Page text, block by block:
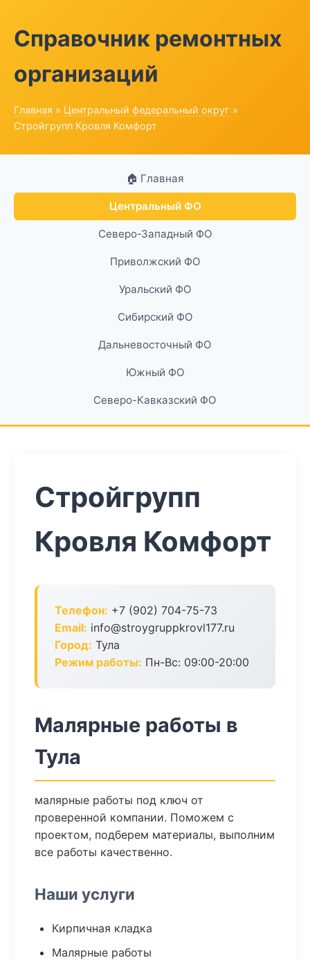
Справочник ремонтных
организаций
Главная » Центральный федеральный округ »
Стройгрупп Кровля Комфорт
🏠 Главная
Центральный ФО
Северо-Западный ФО
Приволжский ФО
Уральский ФО
Сибирский ФО
Дальневосточный ФО
Южный ФО
Северо-Кавказский ФО
Стройгрупп
Кровля Комфорт
Телефон: +7 (902) 704-75-73
Email: info@stroygruppkrovl177.ru
Город: Тула
Режим работы: Пн-Вс: 09:00-20:00
Малярные работы в
Тула
малярные работы под ключ от
проверенной компании. Поможем с
проектом, подберем материалы, выполним
все работы качественно.
Наши услуги
Кирпичная кладка
Малярные работы